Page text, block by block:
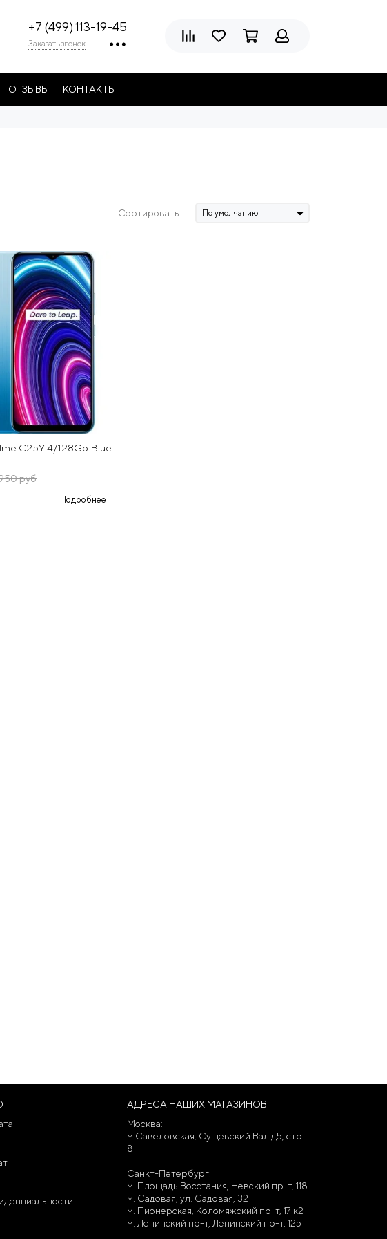
+7 (499) 113-19-45
Заказать звонок
ОТЗЫВЫ КОНТАКТЫ
Сортировать:
C25Y 4/128Gb Blue
руб
Подробнее
АДРЕСА НАШИХ МАГАЗИНОВ
Москва:
м Савеловская, Сущевский Вал д5, стр
8
Санкт-Петербург:
м. Площадь Восстания, Невский пр-т, 118
м. Садовая, ул. Садовая, 32
м. Пионерская, Коломяжский пр-т, 17 к2
м. Ленинский пр-т, Ленинский пр-т, 125